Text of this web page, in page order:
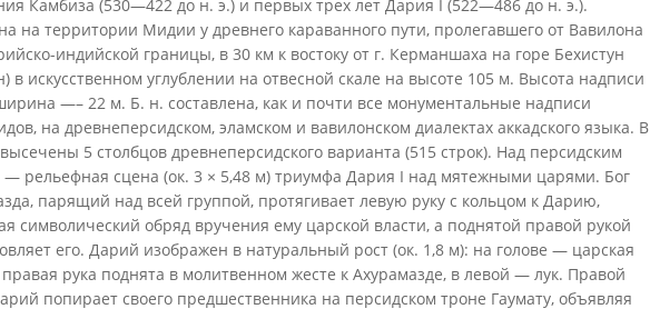
Камбиза (530—422 до н. э.) и первых трех лет Дария I (522—486 до н. э.).
на территории Мидии у древнего караванного пути, пролегавшего от Вавилона
индийской границы, в 30 км к востоку от г. Керманшаха на горе Бехистун
в искусственном углублении на отвесной скале на высоте 105 м. Высота надписи
—– 22 м. Б. н. составлена, как и почти все монументальные надписи
на древнеперсидском, эламском и вавилонском диалектах аккадского языка. В
5 столбцов древнеперсидского варианта (515 строк). Над персидским
— рельефная сцена (ок. 3 × 5,48 м) триумфа Дария I над мятежными царями. Бог
парящий над всей группой, протягивает левую руку с кольцом к Дарию,
символический обряд вручения ему царской власти, а поднятой правой рукой
его. Дарий изображен в натуральный рост (ок. 1,8 м): на голове — царская
правая рука поднята в молитвенном жесте к Ахурамазде, в левой — лук. Правой
попирает своего предшественника на персид­ском троне Гаумату, объявляя